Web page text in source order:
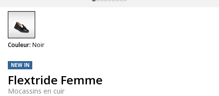
NEW IN
Flextride Femme
Mocassins en cuir
Couleur: Noir
selected